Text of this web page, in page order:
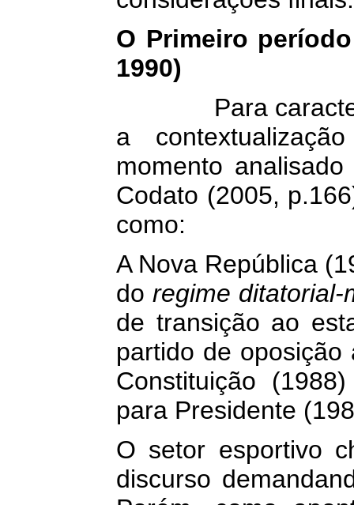
O Primeiro
1990)
Para
a
momento
Codato (2005,
como:
A Nova República
do regime ditatorial-
de transição ao
partido de
Constituição
para Presidente
O setor esportivo
discurso